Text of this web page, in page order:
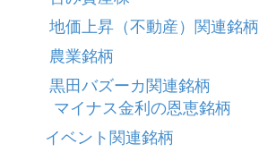
地価上昇（不動産）関連銘柄
農業銘柄
黒田バズーカ関連銘柄
マイナス金利の恩恵銘柄
イベント関連銘柄